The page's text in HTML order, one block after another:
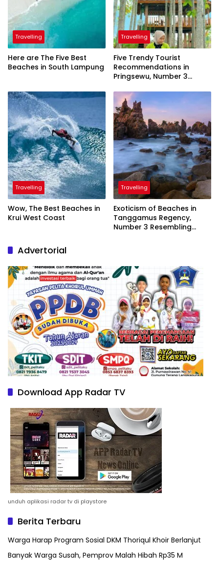
Travelling
Here are The Five Best
Beaches in South Lampung
Travelling
Five Trendy Tourist
Recommendations in
Pringsewu, Number 3
President
Travelling
Wow, The Best Beaches in
Krui West Coast
Travelling
Exoticism of Beaches in
Tanggamus Regency,
Number 3 Resembling
Advertorial
Download App Radar TV
unduh aplikasi radar tv di playstore
Berita Terbaru
Warga Harap Program Sosial DKM Thoriqul Khoir Berlanjut
Banyak Warga Susah, Pemprov Malah Hibah Rp35 M